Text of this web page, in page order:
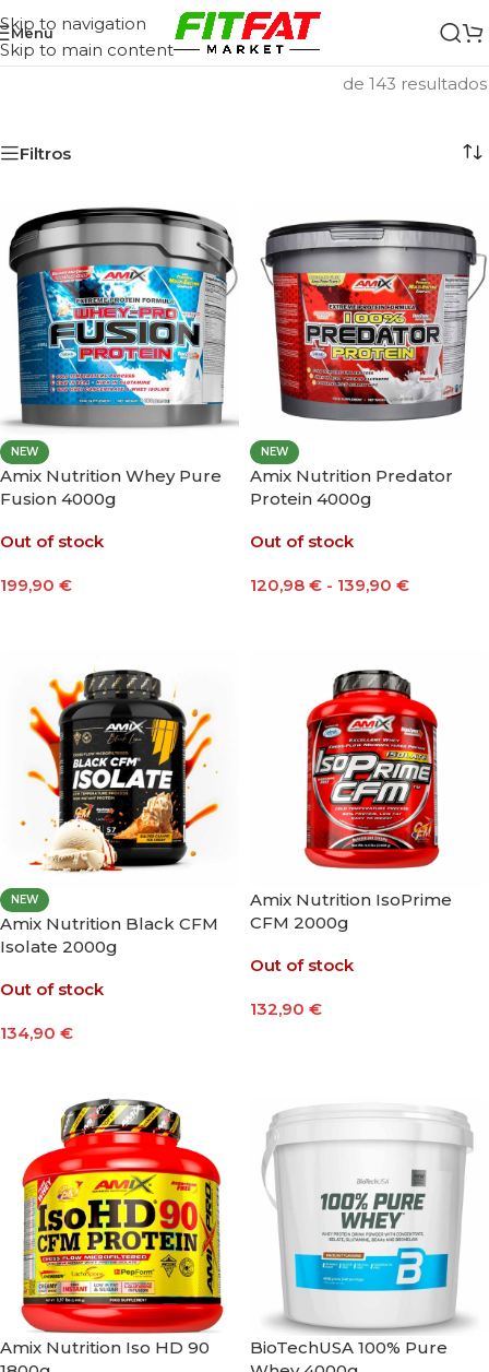
Skip to navigation
Skip to main content
Menu
Inicio /Proteínas/Página 2
de 143 resultados
Filtros
NEW
Amix Nutrition Whey Pure
Fusion 4000g
Out of stock
199,90 €
NEW
Amix Nutrition Predator
Protein 4000g
Out of stock
120,98 € - 139,90 €
NEW
Amix Nutrition Black CFM
Isolate 2000g
Out of stock
134,90 €
Amix Nutrition IsoPrime
CFM 2000g
Out of stock
132,90 €
Amix Nutrition Iso HD 90
BioTechUSA 100% Pure